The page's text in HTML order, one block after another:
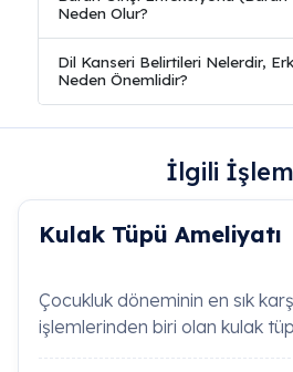
Rinoplasti ile
İlgili
Kulak Tüpü Ameliyatı
Çocukluk döneminin en sık
işlemlerinden biri olan kulak
(ventilasyon tüpü…